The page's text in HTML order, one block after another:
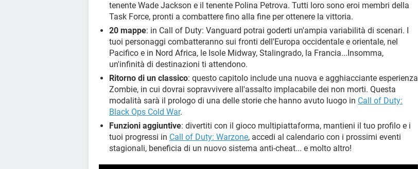
tenente Wade Jackson e il tenente Polina Petrova. Tutti loro sono eroi membri della
Task Force, pronti a combattere fino alla fine per ottenere la vittoria.
20 mappe: in Call of Duty: Vanguard potrai goderti un'ampia variabilità di scenari. I
tuoi personaggi combatteranno sui fronti dell'Europa occidentale e orientale, nel
Pacifico e in Nord Africa, le Isole Midway, Stalingrado, la Francia...Insomma,
un'infinità di destinazioni ti attendono.
Ritorno di un classico: questo capitolo include una nuova e agghiacciante esperienza
Zombie, in cui dovrai sopravvivere all'assalto implacabile dei non morti. Questa
modalità sarà il prologo di una delle storie che hanno avuto luogo in Call of Duty:
Black Ops Cold War.
Funzioni aggiuntive: divertiti con il gioco multipiattaforma, mantieni il tuo profilo e i
tuoi progressi in Call of Duty: Warzone, accedi al calendario con i prossimi eventi
stagionali, beneficia di un nuovo sistema anti-cheat... e molto altro!